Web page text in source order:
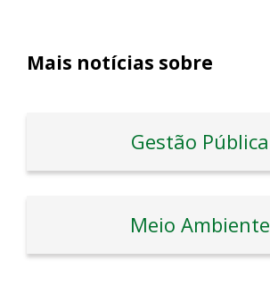
Mais notícias sobre
Gestão Pública
Meio Ambiente